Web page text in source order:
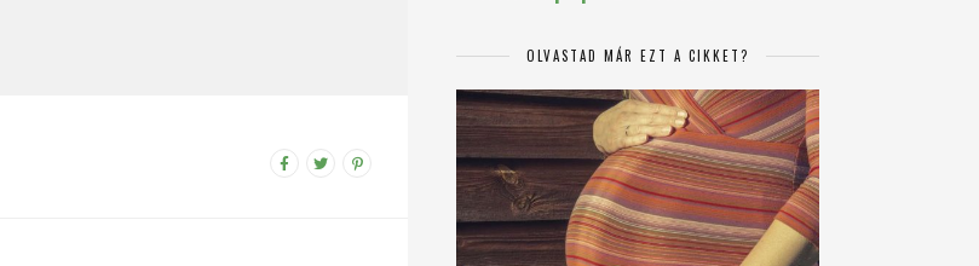
OLVASTAD MÁR EZT A CIKKET?